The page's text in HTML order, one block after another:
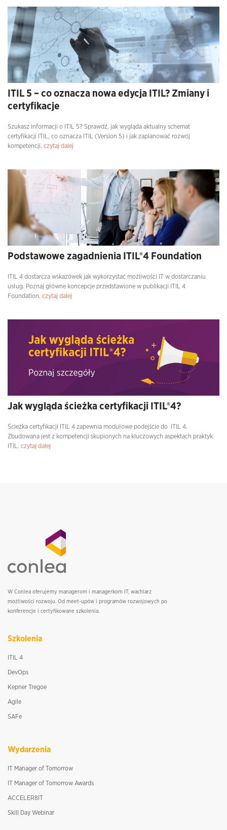
ITIL 5 – co oznacza nowa edycja ITIL? Zmiany i
certyfikacje
Szukasz informacji o ITIL 5? Sprawdź, jak wygląda aktualny schemat
certyfikacji ITIL, co oznacza ITIL (Version 5) i jak zaplanować rozwój
kompetencji. czytaj dalej
Podstawowe zagadnienia ITIL®4 Foundation
ITIL 4 dostarcza wskazówek jak wykorzystać możliwości IT w dostarczaniu
usług. Poznaj główne koncepcje przedstawione w publikacji ITIL 4
Foundation. czytaj dalej
Jak wygląda ścieżka certyfikacji ITIL®4?
Ścieżka certyfikacji ITIL 4 zapewnia modułowe podejście do ITIL 4.
Zbudowana jest z kompetencji skupionych na kluczowych aspektach praktyk
ITIL. czytaj dalej
W Conlea oferujemy managerom i managerkom IT, wachlarz
możliwości rozwoju. Od meet-upów i programów rozwojowych po
konferencje i certyfikowane szkolenia.
Szkolenia
ITIL 4
DevOps
Kepner Tregoe
Agile
SAFe
Wydarzenia
IT Manager of Tomorrow
IT Manager of Tomorrow Awards
ACCELER8IT
Skill Day Webinar